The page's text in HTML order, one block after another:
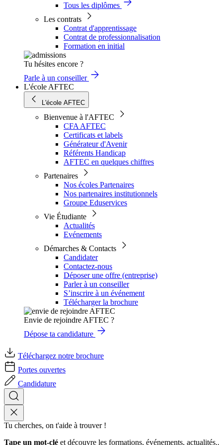
Tous les diplômes
Les contrats
Contrat d'apprentissage
Contrat de professionnalisation
Formation en initial
Tu hésites encore ?
Parle à un conseiller
L'école AFTEC
L'école AFTEC
Bienvenue à l'AFTEC
CFA AFTEC
Certificats et labels
Générateur d'Avenir
Référents Handicap
AFTEC en quelques chiffres
Partenaires
Nos écoles Partenaires
Nos partenaires institutionnels
Groupe Eduservices
Vie Étudiante
Actualités
Evénements
Démarches & Contacts
Candidater
Contactez-nous
Déposer une offre (entreprise)
Parler à un conseiller
S’inscrire à un événement
Télécharger la brochure
Envie de rejoindre AFTEC ?
Dépose ta candidature
Téléchargez notre brochure
Portes ouvertes
Candidature
Tu cherches, on t'aide à trouver !
Tape un mot-clé et découvre les formations, événements,